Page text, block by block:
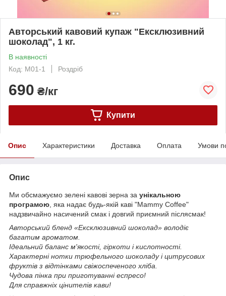
Авторський кавовий купаж "Ексклюзивний
шоколад", 1 кг.
В наявності
Код: M01-1
Роздріб
690 ₴/кг
Купити
Опис Характеристики Доставка Оплата Умови
Опис
Ми обсмажуємо зелені кавові зерна за унікальною
програмою , яка надає будь-якій каві "Mammy Coffee"
надзвичайно насичений смак і довгий приємний післясмак!
Авторський бленд «Ексклюзивний шоколад» володіє
багатим ароматом.
Ідеальний баланс м'якості, гіркоти і кислотності.
Характерні нотки трюфельного шоколаду і цитрусових
фруктів з відтінками свіжоспеченого хліба.
Чудова пінка при приготуванні еспресо!
Для справжніх цінителів кави!